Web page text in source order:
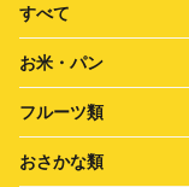
すべて
お米・パン
フルーツ類
おさかな類